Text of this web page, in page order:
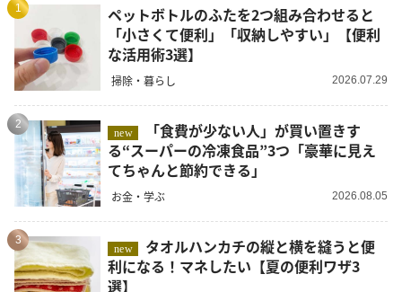
1
ペットボトルのふたを2つ組み合わせると
「小さくて便利」「収納しやすい」【便利
な活用術3選】
掃除・暮らし 2026.07.29
2
new
る“スーパーの冷凍食品”3つ「豪華に見え
てちゃんと節約できる」
お金・学ぶ 2026.08.05
3
new
利になる！マネしたい【夏の便利ワザ3
選】